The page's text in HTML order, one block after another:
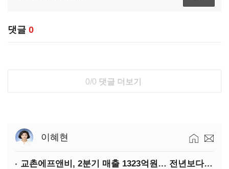
댓글 0
0/0 댓글 더보기
이혜현
교촌에프앤비, 2분기 매출 1323억원… 전년보다 4.9%↑